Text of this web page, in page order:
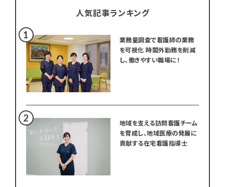
人気記事ランキング
業務量調査で看護師の業務
を可視化 時間外勤務を削減
し、働きやすい職場に！
地域を支える訪問看護チーム
を育成し、地域医療の発展に
貢献する在宅看護指導士